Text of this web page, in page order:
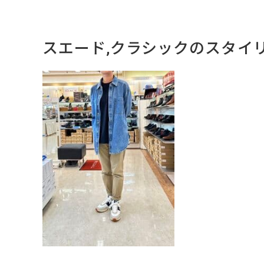
スエード,クラシックのスタイ